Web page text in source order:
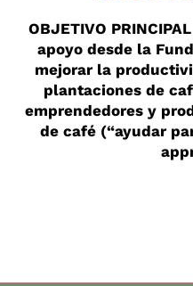
OBJETIVO
apoyo desde la
mejorar la
plantaciones de
emprendedores y
de café (“ayudar